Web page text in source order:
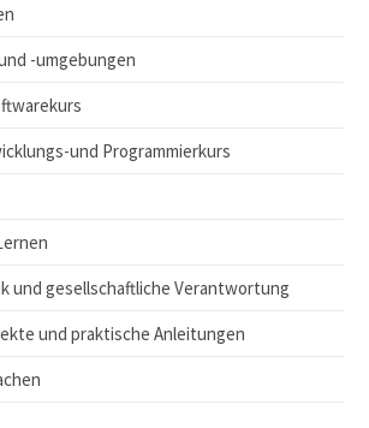
-umgebungen
und Programmierkurs
und gesellschaftliche Verantwortung
und praktische Anleitungen